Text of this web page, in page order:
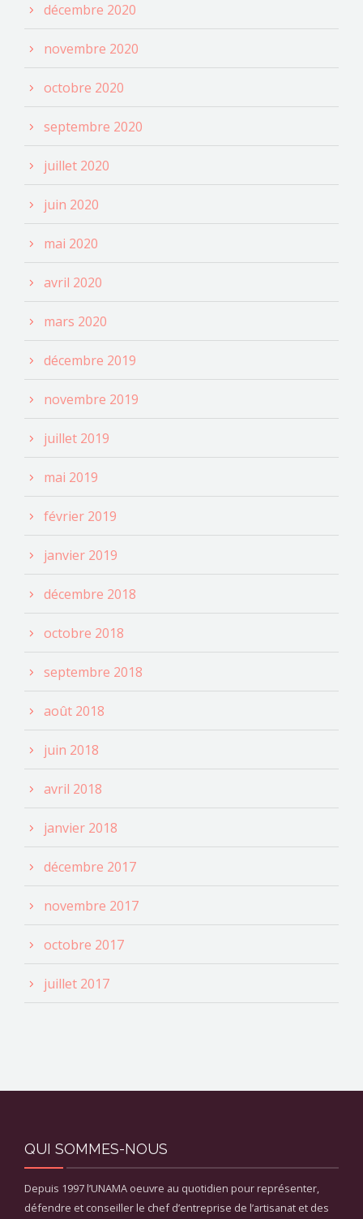
décembre 2020
novembre 2020
octobre 2020
septembre 2020
juillet 2020
juin 2020
mai 2020
avril 2020
mars 2020
décembre 2019
novembre 2019
juillet 2019
mai 2019
février 2019
janvier 2019
décembre 2018
octobre 2018
septembre 2018
août 2018
juin 2018
avril 2018
janvier 2018
décembre 2017
novembre 2017
octobre 2017
juillet 2017
QUI SOMMES-NOUS
Depuis 1997 l’UNAMA oeuvre au quotidien pour représenter,
défendre et conseiller le chef d’entreprise de l’artisanat et des